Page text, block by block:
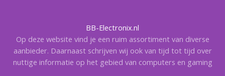
BB-Electronix.nl
Op deze website vind je een ruim assortiment van diverse
aanbieder. Daarnaast schrijven wij ook van tijd tot tijd over
nuttige informatie op het gebied van computers en gaming